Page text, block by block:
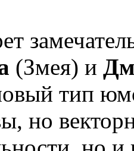
(Змея) и
тип
но